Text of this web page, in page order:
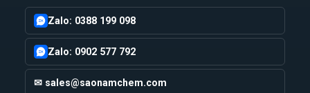
Zalo: 0388 199 098
Zalo: 0902 577 792
✉ sales@saonamchem.com